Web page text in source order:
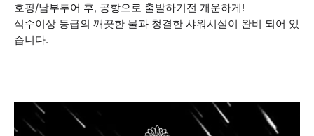
호핑/남부투어 후, 공항으로 출발하기전 개운하게!
식수이상 등급의 깨끗한 물과 청결한 샤워시설이 완비 되어 있
습니다.